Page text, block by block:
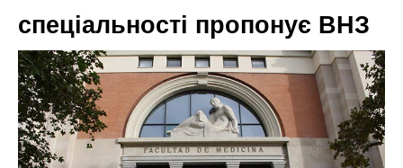
спеціальності пропонує ВНЗ